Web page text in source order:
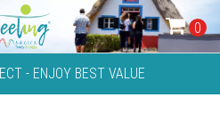
- ENJOY BEST VALUE
0